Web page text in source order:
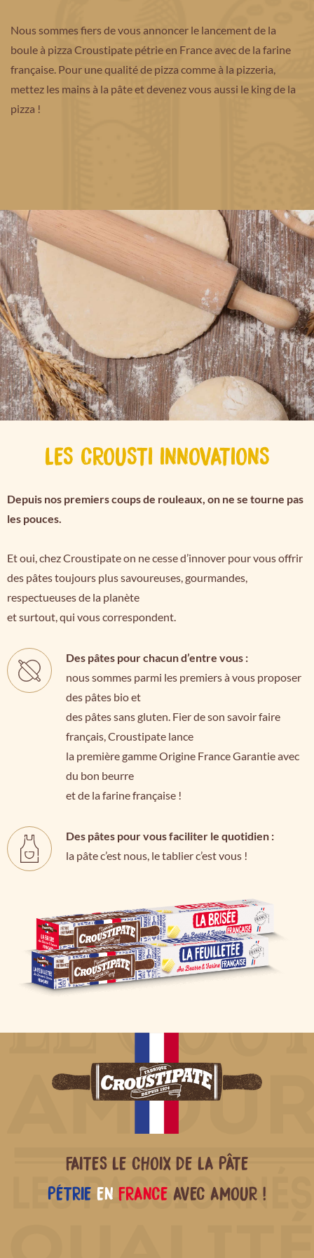
Nous sommes fiers de vous annoncer le lancement de la
boule à pizza Croustipate pétrie en France avec de la farine
française. Pour une qualité de pizza comme à la pizzeria,
mettez les mains à la pâte et devenez vous aussi le king de la
pizza !
LES CROUSTI INNOVATIONS
Depuis nos premiers coups de rouleaux, on ne se tourne pas
les pouces.
Et oui, chez Croustipate on ne cesse d’innover pour vous offrir
des pâtes toujours plus savoureuses, gourmandes,
respectueuses de la planète
et surtout, qui vous correspondent.
Des pâtes pour chacun d’entre vous :
nous sommes parmi les premiers à vous proposer
des pâtes bio et
des pâtes sans gluten. Fier de son savoir faire
français, Croustipate lance
la première gamme Origine France Garantie avec
du bon beurre
et de la farine française !
Des pâtes pour vous faciliter le quotidien :
la pâte c’est nous, le tablier c’est vous !
FAITES LE CHOIX DE LA PÂTE
PÉTRIE EN FRANCE AVEC AMOUR !